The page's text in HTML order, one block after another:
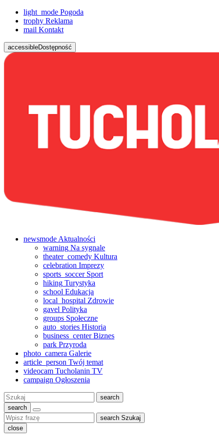
light_mode Pogoda
trophy Reklama
mail Kontakt
accessibleDostępność
newsmode Aktualności
warning Na sygnale
theater_comedy Kultura
celebration Imprezy
sports_soccerSport
hiking Turystyka
school Edukacja
local_hospital Zdrowie
gavel Polityka
groups Społeczne
auto_stories Historia
business_centerBiznes
park Przyroda
photo_camera Galerie
article_person Twój temat
videocam Tucholanin TV
campaign Ogłoszenia
Szukaj:
search
search
search Szukaj
close